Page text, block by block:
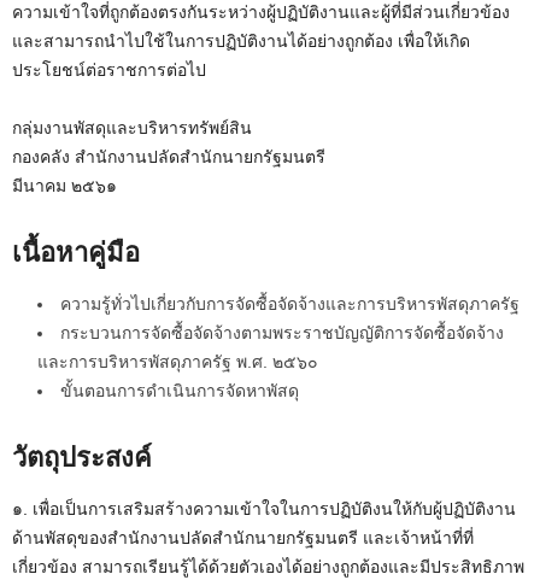
ความเข้าใจที่ถูกต้องตรงกันระหว่างผู้ปฏิบัติงานและผู้ที่มีส่วนเกี่ยวข้อง
และสามารถนำไปใช้ในการปฏิบัติงานได้อย่างถูกต้อง เพื่อให้เกิด
ประโยชน์ต่อราชการต่อไป
กลุ่มงานพัสดุและบริหารทรัพย์สิน
กองคลัง สำนักงานปลัดสำนักนายกรัฐมนตรี
มีนาคม ๒๕๖๑
เนื้อหาคู่มือ
ความรู้ทั่วไปเกี่ยวกับการจัดซื้อจัดจ้างและการบริหารพัสดุภาครัฐ
กระบวนการจัดซื้อจัดจ้างตามพระราชบัญญัติการจัดซื้อจัดจ้าง
และการบริหารพัสดุภาครัฐ พ.ศ. ๒๕๖๐
ขั้นตอนการดำเนินการจัดหาพัสดุ
วัตถุประสงค์
๑. เพื่อเป็นการเสริมสร้างความเข้าใจในการปฏิบัติงนให้กับผู้ปฏิบัติงาน
ด้านพัสดุของสำนักงานปลัดสำนักนายกรัฐมนตรี และเจ้าหน้าที่ที่
เกี่ยวข้อง สามารถเรียนรู้ได้ด้วยตัวเองได้อย่างถูกต้องและมีประสิทธิภาพ